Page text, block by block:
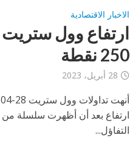
الاخبار الاقتصادية
ارتفاع وول ستريت
250 نقطة
28 أبريل، 2023
ارتفاع بعد أن أظهرت سلسلة من
التفاؤل...